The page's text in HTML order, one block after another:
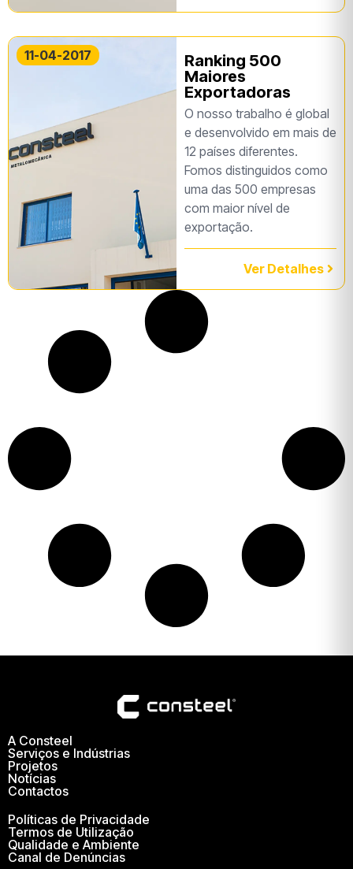
11-04-2017
Ranking 500
Maiores
Exportadoras
O nosso trabalho é global
e desenvolvido em mais de
12 países diferentes.
Fomos distinguidos como
uma das 500 empresas
com maior nível de
exportação.
Ver Detalhes
A Consteel
Serviços e Indústrias
Projetos
Notícias
Contactos
Políticas de Privacidade
Termos de Utilização
Qualidade e Ambiente
Canal de Denúncias